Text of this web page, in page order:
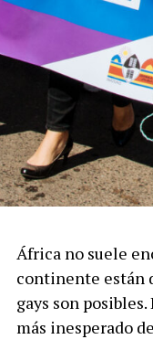
África no suele
continente están
gays son
más inesperado